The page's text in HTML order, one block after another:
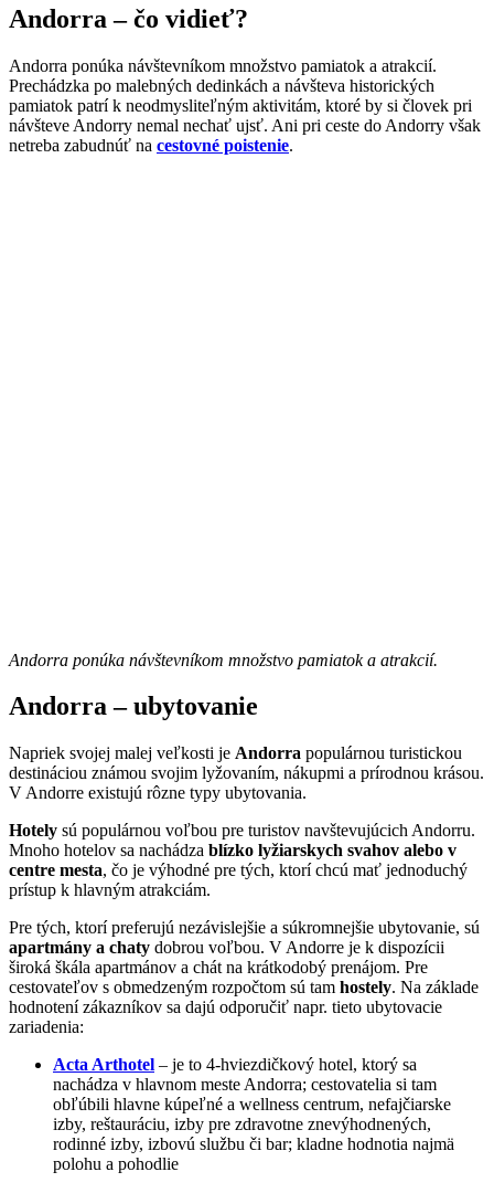
Andorra – čo vidieť?
Andorra ponúka návštevníkom množstvo pamiatok a atrakcií.
Prechádzka po malebných dedinkách a návšteva historických
pamiatok patrí k neodmysliteľným aktivitám, ktoré by si človek pri
návšteve Andorry nemal nechať ujsť. Ani pri ceste do Andorry však
netreba zabudnúť na cestovné poistenie.
Andorra ponúka návštevníkom množstvo pamiatok a atrakcií.
Andorra – ubytovanie
Napriek svojej malej veľkosti je Andorra populárnou turistickou
destináciou známou svojim lyžovaním, nákupmi a prírodnou krásou.
V Andorre existujú rôzne typy ubytovania.
Hotely sú populárnou voľbou pre turistov navštevujúcich Andorru.
Mnoho hotelov sa nachádza blízko lyžiarskych svahov alebo v
centre mesta, čo je výhodné pre tých, ktorí chcú mať jednoduchý
prístup k hlavným atrakciám.
Pre tých, ktorí preferujú nezávislejšie a súkromnejšie ubytovanie, sú
apartmány a chaty dobrou voľbou. V Andorre je k dispozícii
široká škála apartmánov a chát na krátkodobý prenájom. Pre
cestovateľov s obmedzeným rozpočtom sú tam hostely. Na základe
hodnotení zákazníkov sa dajú odporučiť napr. tieto ubytovacie
zariadenia:
Acta Arthotel – je to 4-hviezdičkový hotel, ktorý sa
nachádza v hlavnom meste Andorra; cestovatelia si tam
obľúbili hlavne kúpeľné a wellness centrum, nefajčiarske
izby, reštauráciu, izby pre zdravotne znevýhodnených,
rodinné izby, izbovú službu či bar; kladne hodnotia najmä
polohu a pohodlie